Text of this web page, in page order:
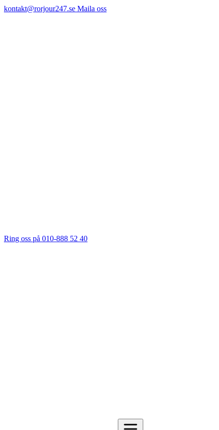
kontakt@rorjour247.se Maila oss
Ring oss på 010-888 52 40